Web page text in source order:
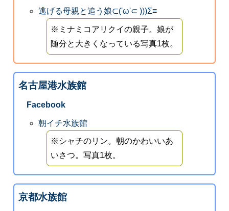
逃げる母親と追う娘⊂('ω'⊂ )))Σ≡
※ミナミコアリクイの親子。娘が
随分と大きくなっている写真1枚。
名古屋港水族館
Facebook
朝イチ水族館
※シャチのリン。朝のかわいいあ
いさつ。写真1枚。
京都水族館